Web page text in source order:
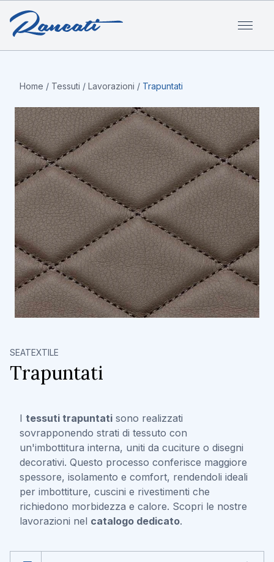
Home / Tessuti / Lavorazioni / Trapuntati
SEATEXTILE
Trapuntati
I tessuti trapuntati sono realizzati
sovrapponendo strati di tessuto con
un'imbottitura interna, uniti da cuciture o disegni
decorativi. Questo processo conferisce maggiore
spessore, isolamento e comfort, rendendoli ideali
per imbottiture, cuscini e rivestimenti che
richiedono morbidezza e calore. Scopri le nostre
lavorazioni nel catalogo dedicato.